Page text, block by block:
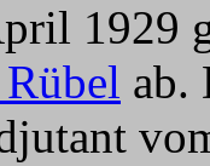
1929
ab.